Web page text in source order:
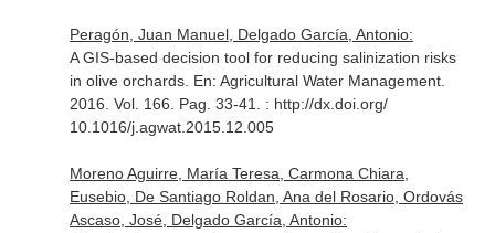
Peragón, Juan Manuel, Delgado García, Antonio:
A GIS-based decision tool for reducing salinization risks
in olive orchards. En: Agricultural Water Management.
2016. Vol. 166. Pag. 33-41. : http://dx.doi.org/
10.1016/j.agwat.2015.12.005
Moreno Aguirre, María Teresa, Carmona Chiara,
Eusebio, De Santiago Roldan, Ana del Rosario, Ordovás
Ascaso, José, Delgado García, Antonio: